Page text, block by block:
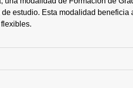
estudio. Esta modalidad